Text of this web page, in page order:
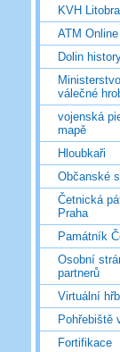
KVH
ATM Online
Dolin
válečné
vojenská
mapě
Hloubkaři
Občanské
Četnická
Praha
Památník
Osobní
partnerů
Virtuální
Pohřebiště
Fortifikace